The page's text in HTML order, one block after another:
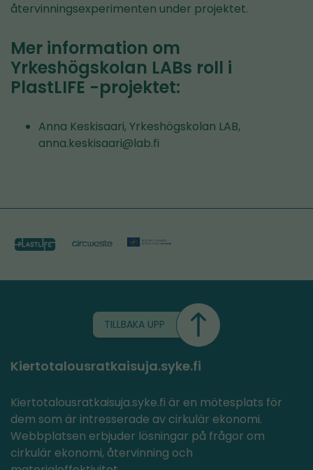
återvinningsexperimenten under projektet.
Mer information om
Yrkeshögskolan LABs roll i
PlastLIFE -projektet:
Anna Keskisaari, Yrkeshögskolan LAB,
anna.keskisaari@lab.fi
TILLBAKA UPP
Kiertotalousratkaisuja.syke.fi
Kiertotalousratkaisuja.syke.fi är en mötesplats för
dem som är intresserade av cirkulär ekonomi.
Webbplatsen erbjuder lösningar på frågor om
cirkulär ekonomi, återvinning och